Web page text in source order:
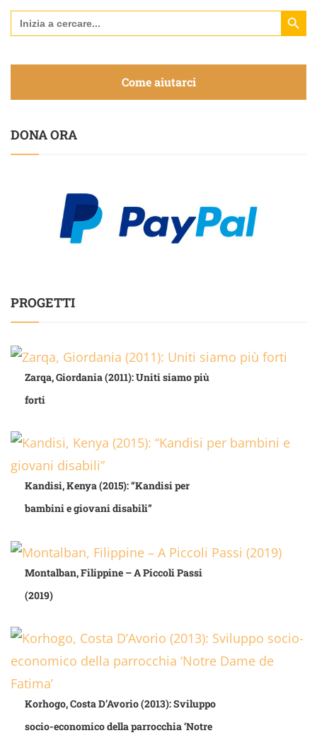
Search
for:
Search
Come aiutarci
DONA ORA
PROGETTI
Zarqa, Giordania (2011): Uniti siamo più
forti
Kandisi, Kenya (2015): “Kandisi per
bambini e giovani disabili”
Montalban, Filippine – A Piccoli Passi
(2019)
Korhogo, Costa D’Avorio (2013): Sviluppo
socio-economico della parrocchia ‘Notre